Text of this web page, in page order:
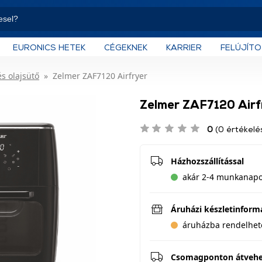
EURONICS HETEK CÉGEKNEK KARRIER
olajsütő Zelmer ZAF7120 Airfryer
Zelmer ZAF7120
0 (0
Házhozszállítással
akár 2-4
Áruházi
áruházba
Csomagponton